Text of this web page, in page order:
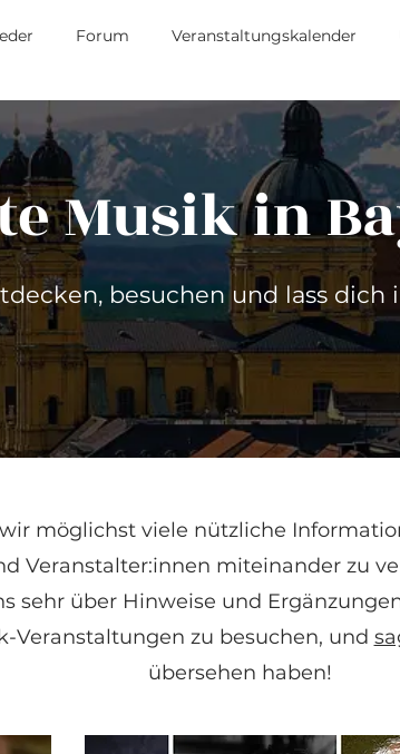
Forum Veranstaltungskalender
Musik in
besuchen und lass dich
möglichst viele nützliche
Veranstalter:innen miteinander zu
sehr über Hinweise und
Veranstaltungen zu besuchen, und
übersehen haben!